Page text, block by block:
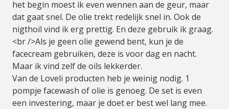
Loveli maakt alleen gebruik van 100% natuurlijke
ingrediënten en vrij van schadelijke ingredienten.
Verder zijn ze dierproefvrij en maken ook geen
gebruik van testen op dieren uit het verleden.
Verder maken ze het liefste gebruik van plastic die
gemaakt is van suikerriet of kartonnen - of
glazenproducten.
het begin moest ik even wennen aan de geur, maar
dat gaat snel. De olie trekt redelijk snel in. Ook de
nigthoil vind ik erg prettig. En deze gebruik ik graag.
<br />Als je geen olie gewend bent, kun je de
facecream gebruiken, deze is voor dag en nacht.
Maar ik vind zelf de oils lekkerder.
Van de Loveli producten heb je weinig nodig. 1
pompje facewash of olie is genoeg. De set is even
een investering, maar je doet er best wel lang mee.